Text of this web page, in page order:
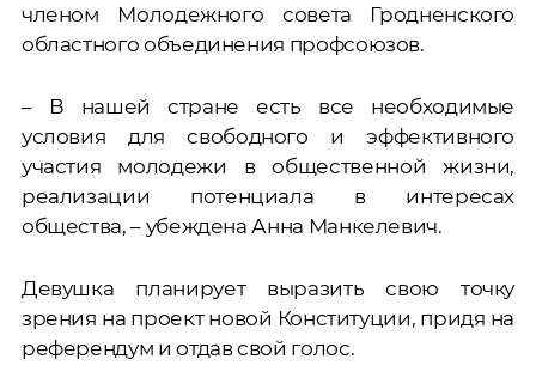
членом Молодежного совета Гродненского
областного объединения профсоюзов.
– В нашей стране есть все необходимые
условия для свободного и эффективного
участия молодежи в общественной жизни,
реализации потенциала в интересах
общества, – убеждена Анна Манкелевич.
Девушка планирует выразить свою точку
зрения на проект новой Конституции, придя на
референдум и отдав свой голос.